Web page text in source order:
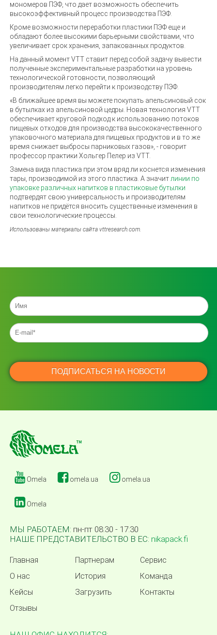
мономеров ПЭФ, что дает возможность обеспечить
высокоэффективный процесс производства ПЭФ.
Кроме возможности переработки пластики ПЭФ еще и
обладают более высокими барьерными свойствами, что
увеличивает срок хранения, запакованных продуктов.
На данный момент VTT ставит перед собой задачу вывести
полученные экспериментальные разработки на уровень
технологической готовности, позволяющий
производителям легко перейти к производству ПЭФ.
«В ближайшее время вы можете покупать апельсиновый сок
в бутылках из апельсиновой цедры. Новая технология VTT
обеспечивает круговой подход к использованию потоков
пищевых отходов для производства высококачественного
упаковочного материала для пищевых продуктов и в то же
время снижает выбросы парниковых газов», - говорит
профессор практики Хольгер Пелер из VTT.
Замена вида пластика при этом вряд ли коснется изменения
тары, производимой из этого пластика. А значит линии по
упаковке различных напитков в пластиковые бутылки
подтвердят свою универсальность и производителям
напитков не придётся вносить существенные изменения в
свои технологические процессы.
Использованы материалы сайта vttresearch.com.
Omela omela.ua omela.ua
Omela
МЫ РАБОТАЕМ: пн-пт 08:30 - 17:30
НАШЕ ПРЕДСТАВИТЕЛЬСТВО В ЕС: nikapack.fi
Главная Партнерам
Сервис
О нас
История
Команда
Кейсы
Загрузить
Контакты
Отзывы